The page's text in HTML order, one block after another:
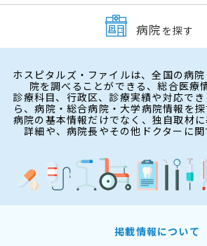
病院 を探す
ホスピタルズ・ファイルは、全国の病
院を調べることができる、総合医療
診療科目、行政区、診療実績や対応で
ら、病院・総合病院・大学病院情報を探
病院の基本情報だけでなく、独自取材
詳細や、病院長やその他ドクターに関
掲載情報について